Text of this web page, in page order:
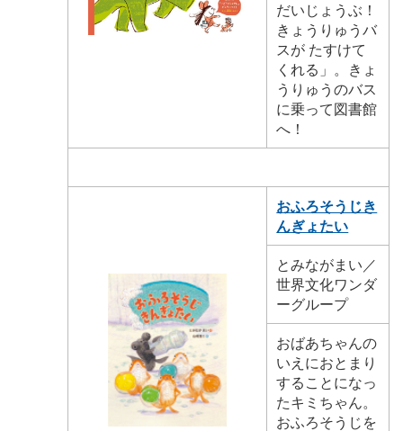
だいじょうぶ！
きょうりゅうバ
スが たすけて
くれる」。きょ
うりゅうのバス
に乗って図書館
へ！
おふろそうじき
んぎょたい
とみながまい／
世界文化ワンダ
ーグループ
おばあちゃんの
いえにおとまり
することになっ
たキミちゃん。
おふろそうじを